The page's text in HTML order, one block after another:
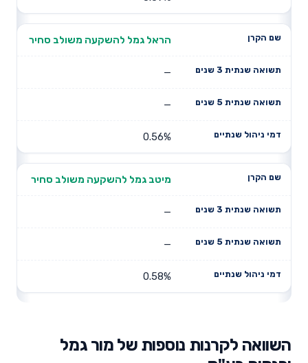
הראל גמל להשקעה משולב סחיר
—
—
0.56%
מיטב גמל להשקעה משולב סחיר
—
—
0.58%
השוואה לקרנות נוספות של מור גמל